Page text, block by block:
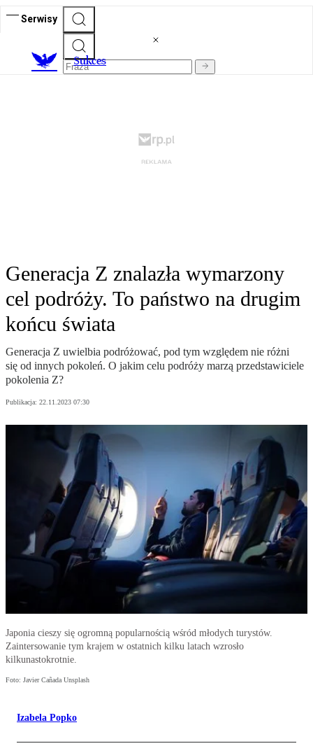
Serwisy
Sukces
Generacja Z znalazła wymarzony
cel podróży. To państwo na drugim
końcu świata
Generacja Z uwielbia podróżować, pod tym względem nie różni
się od innych pokoleń. O jakim celu podróży marzą przedstawiciele
pokolenia Z?
Publikacja: 22.11.2023 07:30
Japonia cieszy się ogromną popularnością wśród młodych turystów.
Zaintersowanie tym krajem w ostatnich kilku latach wzrosło
kilkunastokrotnie.
Foto: Javier Cañada Unsplash
Izabela Popko